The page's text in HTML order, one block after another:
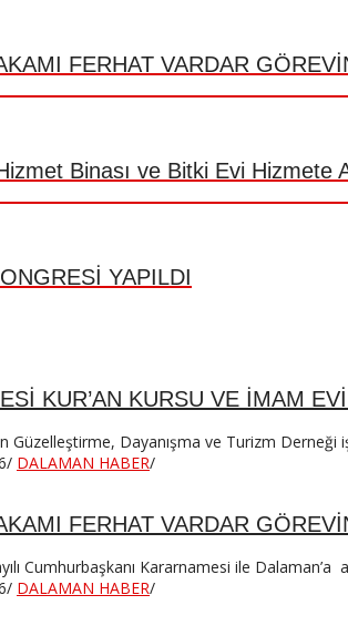
FERHAT VARDAR
Binası ve Bitki Evi Hizmete
YAPILDI
KUR’AN KURSU VE İMAM
Güzelleştirme, Dayanışma ve Turizm
/ DALAMAN HABER/
FERHAT VARDAR
Cumhurbaşkanı Kararnamesi ile
/ DALAMAN HABER/